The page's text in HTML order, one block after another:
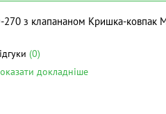
270 з клапананом Кришка-ковпак
(0)
докладніше